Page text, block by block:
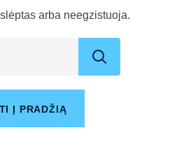
arba neegzistuoja.
Į PRADŽIĄ